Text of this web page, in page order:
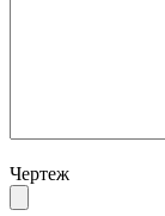
Чертеж